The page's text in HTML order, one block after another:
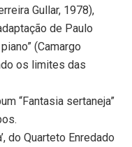
Gullar, 1978),
de Paulo
(Camargo
os limites das
“Fantasia sertaneja”
do Quarteto Enredado